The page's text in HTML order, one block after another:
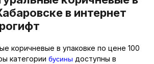
в интернет
коричневые в упаковке по цене 100
категории бусины доступны в